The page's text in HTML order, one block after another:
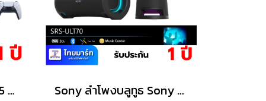
PlayStation 5 Slim PS5 Ultra HD Blu-ray รุ่น CFI-2018 A01 Sony ลำโพงบลูทูธ Sony SRS-ULT70 Black